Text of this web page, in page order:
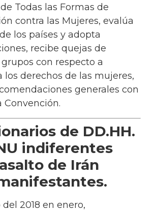
Todas las Formas de
contra las Mujeres, evalúa
los países y adopta
recibe quejas de
con respecto a
los derechos de las mujeres,
generales con
Convención.
de DD.HH.
indiferentes
de Irán
2018 en enero,